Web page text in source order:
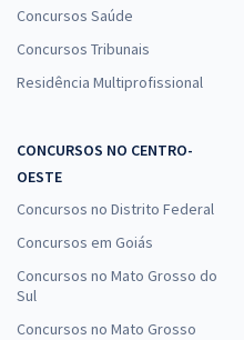
Concursos Saúde
Concursos Tribunais
Residência Multiprofissional
CONCURSOS NO CENTRO-
OESTE
Concursos no Distrito Federal
Concursos em Goiás
Concursos no Mato Grosso do
Sul
Concursos no Mato Grosso